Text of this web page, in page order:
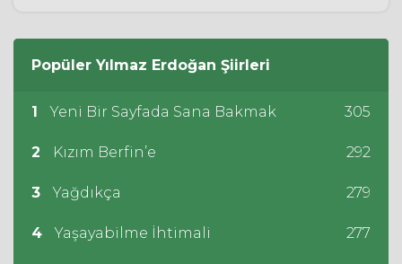
Popüler Yılmaz Erdoğan Şiirleri
1 Yeni Bir Sayfada Sana Bakmak 305
2 Kızım Berfin’e 292
3 Yağdıkça 279
4 Yaşayabilme İhtimali 277